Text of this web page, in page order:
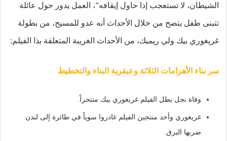
الشيطان، لا تستعجب إذا حاول إيقافه”، العمل يدور حول عائلة
تتبنى طفل يتضح من خلال الأحداث أنه عدو للمسيح، من بطولة
غريغوري بيك ولي ريميك، من الأحداث الغريبة المتعلقة بذا الفيلم:
سر بناء الأهرامات الثلاثة وعبقرية البناء والتخطيط
وفاة نجل بطل الفيلم غريغوري بيك منتحراً.
غريغوري وأحد منتجين الفيلم غادروا سوياً في طائرة إلى لندن
ضربها البرق.